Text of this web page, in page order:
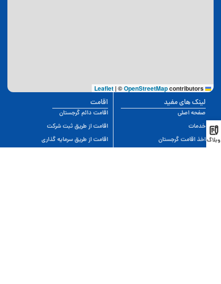
Leaflet
|©OpenStreetMapcontributors
اقامت
اقامت دائم گرجستان
اقامت از طریق ثبت شرکت
اقامت از طریق سرمایه گذاری
لینک های مفید
صفحه اصلی
خدمات
اخذ اقامت گرجستانوبلاگ